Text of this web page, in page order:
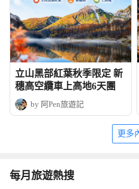
立山黑部紅葉秋季限定 新
穗高空纜車上高地6天團
by 阿Pen旅遊記
更多
每月旅遊熱搜